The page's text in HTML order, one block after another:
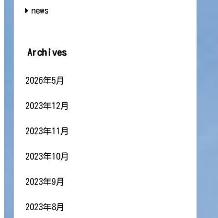
news
Archives
2026年5月
2023年12月
2023年11月
2023年10月
2023年9月
2023年8月